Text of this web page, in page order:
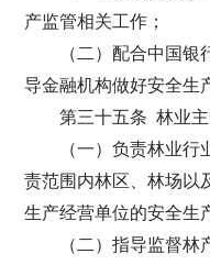
产监管相关工作；
（二）配合中国
导金融机构做好安全生
第三十五条 林业主
（一）负责林业
责范围内林区、林场以
生产经营单位的安全生
（二）指导监督